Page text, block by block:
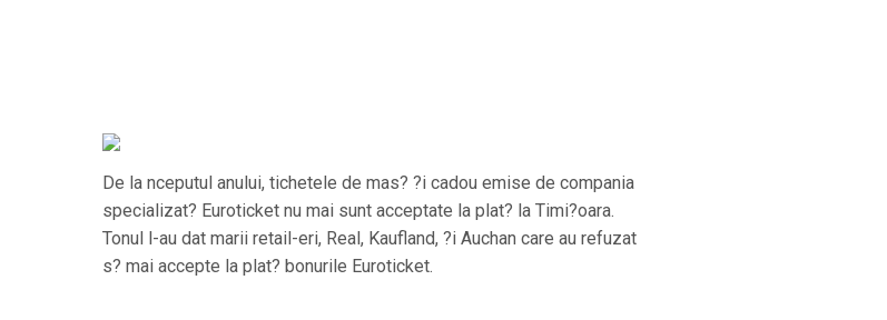
De la nceputul anului, tichetele de mas? ?i cadou emise de compania
specializat? Euroticket nu mai sunt acceptate la plat? la Timi?oara.
Tonul l-au dat marii retail-eri, Real, Kaufland, ?i Auchan care au refuzat
s? mai accepte la plat? bonurile Euroticket.